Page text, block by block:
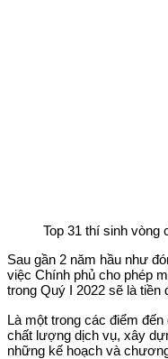
Top 31 thí sinh vòng
Sau gần 2 năm hầu như
việc Chính phủ cho phép
trong Quý I 2022 sẽ là tiền
Là một trong các điểm
chất lượng dịch vụ, xây
những kế hoạch và